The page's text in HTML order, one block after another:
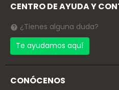
CENTRO DE AYUDA Y
¿Tienes alguna duda?
Te ayudamos aquí
CONÓCENOS